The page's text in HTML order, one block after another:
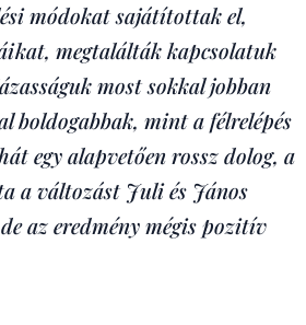
módokat sajátítottak el,
megtalálták kapcsolatuk
most sokkal jobban
boldogabbak, mint a félrelépés
egy alapvetően rossz dolog, a
a változást Juli és János
az eredmény mégis pozitív